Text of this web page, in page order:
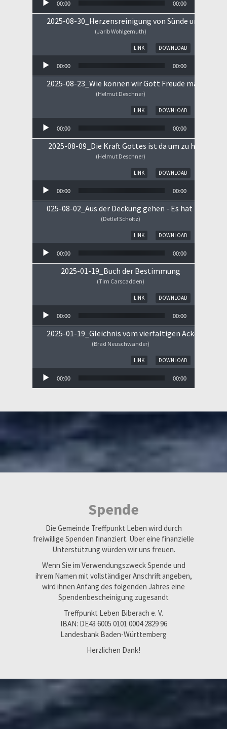
00:00 00:00
2025-08-30_Herzensreinigung von Sünde und Sorge
(Jarib Wohlgemuth)
DOWNLOAD
LINK
00:00 00:00
2025-08-23_Wie können wir Gott Freude machen
(Helmut Deschner)
DOWNLOAD
LINK
00:00 00:00
2025-08-09_Die Kraft Gottes ist da um zu heilen!
(Helmut Deschner)
DOWNLOAD
LINK
00:00 00:00
025-08-02_Aus der Deckung gehen - Es hat
(Detlef Scholtz)
DOWNLOAD
LINK
00:00 00:00
2025-01-19_Buch der Bestimmung
(Tim Carscadden)
DOWNLOAD
LINK
00:00 00:00
2025-01-19_Gleichnis vom vierfältigen Ackerboden
(Brad Neuschwander)
DOWNLOAD
LINK
00:00 00:00
Spende
Die Gemeinde Treffpunkt Leben wird durch
freiwillige Spenden finanziert. Über eine finanzielle
Unterstützung würden wir uns freuen.
Wenn Sie im Verwendungszweck Spende und
ihrem Namen mit vollständiger Anschrift angeben,
wird ihnen Anfang des folgenden Jahres eine
Spendenbescheinigung zugesandt
Treffpunkt Leben Biberach e. V.
IBAN: DE43 6005 0101 0004 2829 96
Landesbank Baden-Württemberg
Herzlichen Dank!